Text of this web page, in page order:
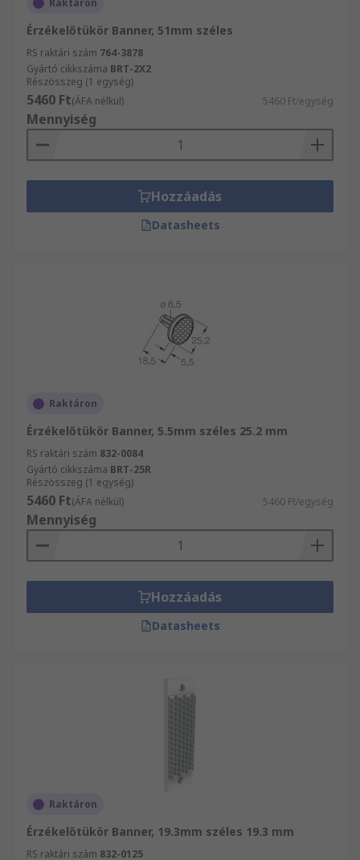
Raktáron
Érzékelőtükör Banner, 51mm széles
RS raktári szám 764-3878
Gyártó cikkszáma BRT-2X2
Részösszeg (1 egység)
5460 Ft(ÁFA nélkül) 5460 Ft/egység
Mennyiség
Hozzáadás
Datasheets
Raktáron
Érzékelőtükör Banner, 5.5mm széles 25.2 mm
RS raktári szám 832-0084
Gyártó cikkszáma BRT-25R
Részösszeg (1 egység)
5460 Ft(ÁFA nélkül) 5460 Ft/egység
Mennyiség
Hozzáadás
Datasheets
Raktáron
Érzékelőtükör Banner, 19.3mm széles 19.3 mm
RS raktári szám 832-0125